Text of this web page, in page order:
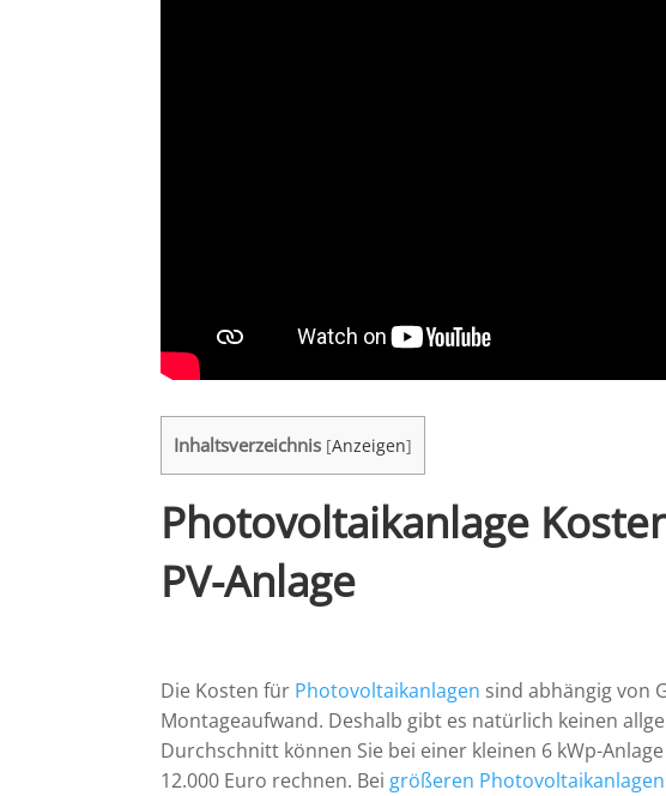
Inhaltsverzeichnis [Anzeigen]
Photovoltaikanlage
PV-Anlage
Die Kosten für Photovoltaikanlagen sind abhängig von
Montageaufwand. Deshalb gibt es natürlich keinen
Durchschnitt können Sie bei einer kleinen 6 kWp-
12.000 Euro rechnen. Bei größeren Photovoltaikanlagen